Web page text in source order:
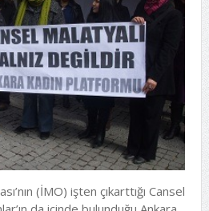
(İMO) işten çıkarttığı Cansel